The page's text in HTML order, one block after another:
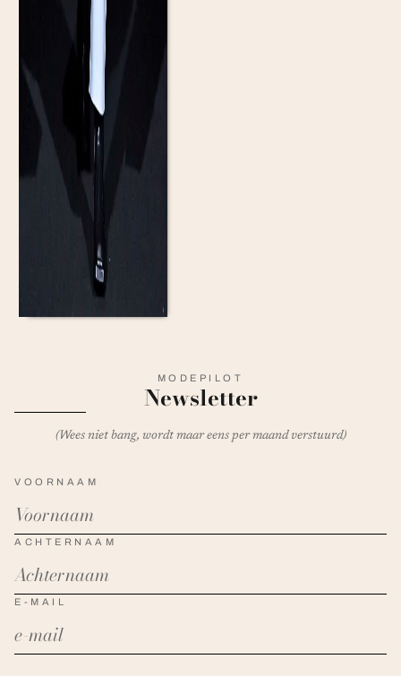
MODEPILOT
Newsletter
(Wees niet bang, wordt maar eens per maand verstuurd)
VOORNAAM
ACHTERNAAM
E-MAIL